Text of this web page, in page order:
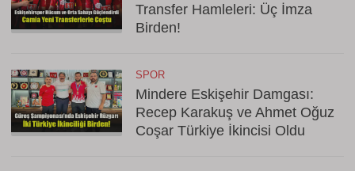
Transfer Hamleleri: Üç İmza
Birden!
SPOR
Mindere Eskişehir Damgası:
Recep Karakuş ve Ahmet Oğuz
Coşar Türkiye İkincisi Oldu